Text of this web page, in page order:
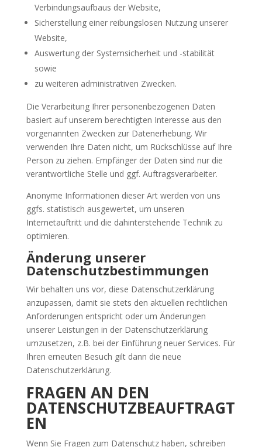
Verbindungsaufbaus der Website,
Sicherstellung einer reibungslosen Nutzung unserer
Website,
Auswertung der Systemsicherheit und -stabilität
sowie
zu weiteren administrativen Zwecken.
Die Verarbeitung Ihrer personenbezogenen Daten
basiert auf unserem berechtigten Interesse aus den
vorgenannten Zwecken zur Datenerhebung. Wir
verwenden Ihre Daten nicht, um Rückschlüsse auf Ihre
Person zu ziehen. Empfänger der Daten sind nur die
verantwortliche Stelle und ggf. Auftragsverarbeiter.
Anonyme Informationen dieser Art werden von uns
ggfs. statistisch ausgewertet, um unseren
Internetauftritt und die dahinterstehende Technik zu
optimieren.
Änderung unserer
Datenschutzbestimmungen
Wir behalten uns vor, diese Datenschutzerklärung
anzupassen, damit sie stets den aktuellen rechtlichen
Anforderungen entspricht oder um Änderungen
unserer Leistungen in der Datenschutzerklärung
umzusetzen, z.B. bei der Einführung neuer Services. Für
Ihren erneuten Besuch gilt dann die neue
Datenschutzerklärung.
FRAGEN AN DEN
DATENSCHUTZBEAUFTRAGT
EN
Wenn Sie Fragen zum Datenschutz haben, schreiben